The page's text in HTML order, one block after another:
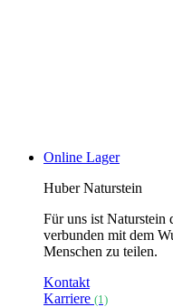
Online Lager
Huber Naturstein
Für uns ist Naturstein
verbunden mit dem
Menschen zu teilen.
Kontakt
Karriere (1)